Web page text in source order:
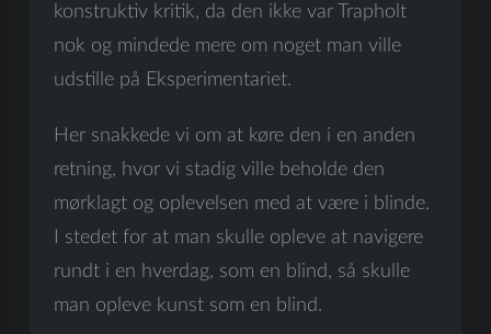
konstruktiv kritik, da den ikke var Trapholt
nok og mindede mere om noget man ville
udstille på Eksperimentariet.
Her snakkede vi om at køre den i en anden
retning, hvor vi stadig ville beholde den
mørklagt og oplevelsen med at være i blinde.
I stedet for at man skulle opleve at navigere
rundt i en hverdag, som en blind, så skulle
man opleve kunst som en blind.